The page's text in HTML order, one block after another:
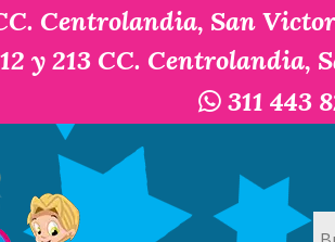
Centrolandia, San
y 213 CC. Centrolandia,
311 443